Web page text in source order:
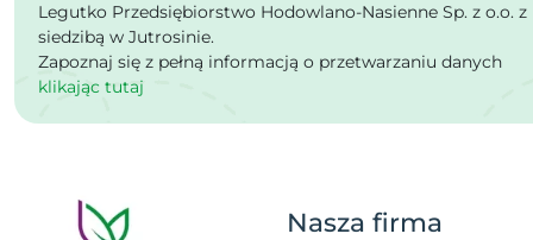
Legutko Przedsiębiorstwo Hodowlano-Nasienne Sp. z o.o. z
siedzibą w Jutrosinie.
Zapoznaj się z pełną informacją o przetwarzaniu danych
klikając tutaj
Nasza firma